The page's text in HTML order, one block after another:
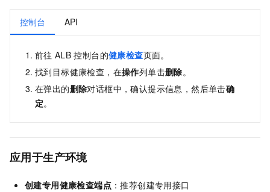
控制台 API
前往 ALB 控制台的健康检查页面。
找到目标健康检查，在操作列单击删除。
在弹出的删除对话框中，确认提示信息，然后单击确
定。
应用于生产环境
创建专用健康检查端点 ：推荐创建专用接口